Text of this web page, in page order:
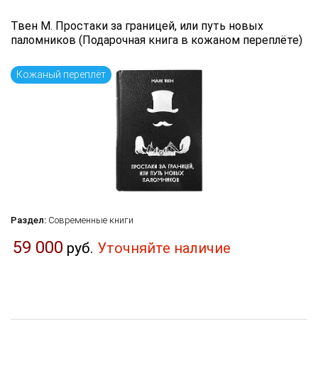
Твен М. Простаки за границей, или путь новых
паломников (Подарочная книга в кожаном переплёте)
Кожаный переплёт
Раздел: Современные книги
59 000 руб. Уточняйте наличие